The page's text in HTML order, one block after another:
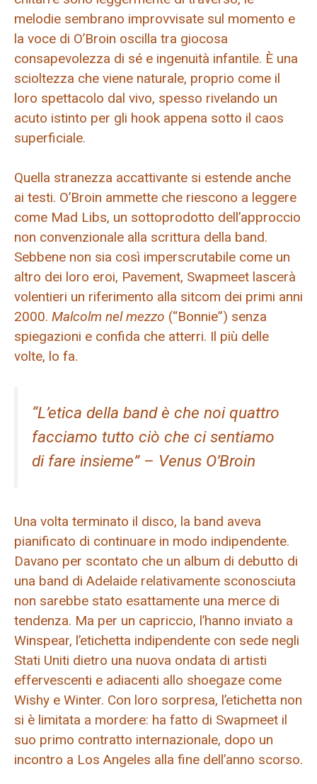
melodie sembrano improvvisate sul momento e
la voce di O’Broin oscilla tra giocosa
consapevolezza di sé e ingenuità infantile. È una
scioltezza che viene naturale, proprio come il
loro spettacolo dal vivo, spesso rivelando un
acuto istinto per gli hook appena sotto il caos
superficiale.
Quella stranezza accattivante si estende anche
ai testi. O’Broin ammette che riescono a leggere
come Mad Libs, un sottoprodotto dell’approccio
non convenzionale alla scrittura della band.
Sebbene non sia così imperscrutabile come un
altro dei loro eroi, Pavement, Swapmeet lascerà
volentieri un riferimento alla sitcom dei primi anni
2000. Malcolm nel mezzo (“Bonnie”) senza
spiegazioni e confida che atterri. Il più delle
volte, lo fa.
“L’etica della band è che noi quattro
facciamo tutto ciò che ci sentiamo
di fare insieme” – Venus O’Broin
Una volta terminato il disco, la band aveva
pianificato di continuare in modo indipendente.
Davano per scontato che un album di debutto di
una band di Adelaide relativamente sconosciuta
non sarebbe stato esattamente una merce di
tendenza. Ma per un capriccio, l’hanno inviato a
Winspear, l’etichetta indipendente con sede negli
Stati Uniti dietro una nuova ondata di artisti
effervescenti e adiacenti allo shoegaze come
Wishy e Winter. Con loro sorpresa, l’etichetta non
si è limitata a mordere: ha fatto di Swapmeet il
suo primo contratto internazionale, dopo un
incontro a Los Angeles alla fine dell’anno scorso.